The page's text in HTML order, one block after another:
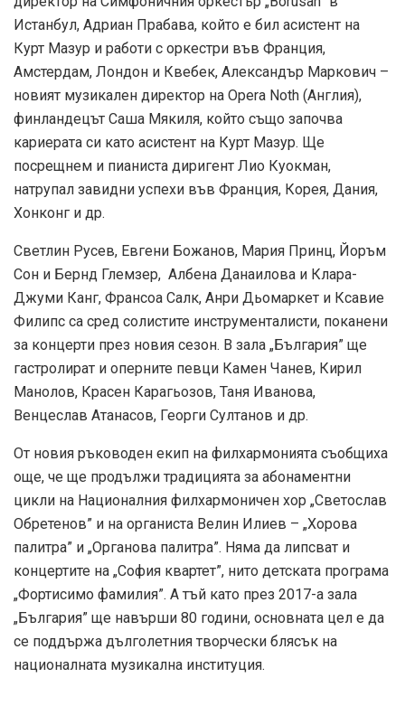
Истанбул, Адриан Прабава, който е бил асистент на
Курт Мазур и работи с оркестри във Франция,
Амстердам, Лондон и Квебек, Александър Маркович –
новият музикален директор на Opera Noth (Англия),
финландецът Саша Мякиля, който също започва
кариерата си като асистент на Курт Мазур. Ще
посрещнем и пианиста диригент Лио Куокман,
натрупал завидни успехи във Франция, Корея, Дания,
Хонконг и др.
Светлин Русев, Евгени Божанов, Мария Принц, Йоръм
Сон и Бернд Глемзер, Албена Данаилова и Клара-
Джуми Канг, Франсоа Салк, Анри Дьомаркет и Ксавие
Филипс са сред солистите инструменталисти, поканени
за концерти през новия сезон. В зала „България” ще
гастролират и оперните певци Камен Чанев, Кирил
Манолов, Красен Карагьозов, Таня Иванова,
Венцеслав Атанасов, Георги Султанов и др.
От новия ръководен екип на филхармонията съобщиха
още, че ще продължи традицията за абонаментни
цикли на Националния филхармоничен хор „Светослав
Обретенов” и на органиста Велин Илиев – „Хорова
палитра” и „Органова палитра”. Няма да липсват и
концертите на „София квартет”, нито детската програма
„Фортисимо фамилия”. А тъй като през 2017-а зала
„България” ще навърши 80 години, основната цел е да
се поддържа дълголетния творчески блясък на
националната музикална институция.